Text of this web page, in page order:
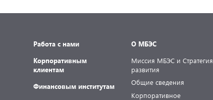
Работа с нами
Корпоративным
клиентам
Финансовым институтам
О МБЭС
Миссия МБЭС и Стратегия
развития
Общие сведения
Корпоративное